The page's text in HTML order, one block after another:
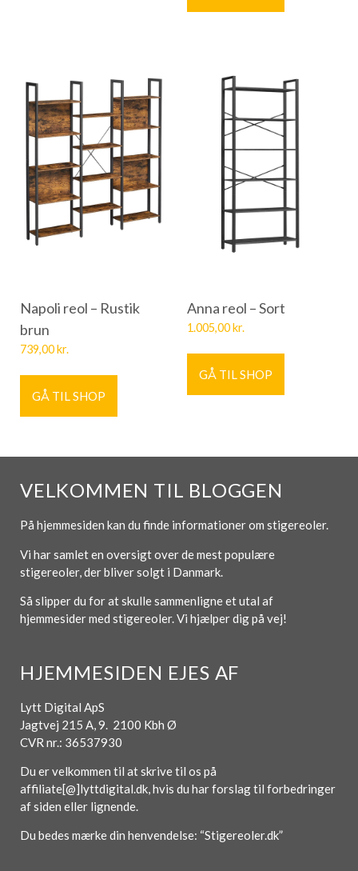
Napoli reol – Rustik
brun
739,00kr.
GÅ TIL SHOP
Anna reol – Sort
1.005,00kr.
GÅ TIL SHOP
VELKOMMEN TIL BLOGGEN
På hjemmesiden kan du finde informationer om stigereoler.
Vi har samlet en oversigt over de mest populære
stigereoler, der bliver solgt i Danmark.
Så slipper du for at skulle sammenligne et utal af
hjemmesider med stigereoler. Vi hjælper dig på vej!
HJEMMESIDEN EJES AF
Lytt Digital ApS
Jagtvej 215 A, 9. 2100 Kbh Ø
CVR nr.: 36537930
Du er velkommen til at skrive til os på
affiliate[@]lyttdigital.dk, hvis du har forslag til forbedringer
af siden eller lignende.
Du bedes mærke din henvendelse: “Stigereoler.dk”